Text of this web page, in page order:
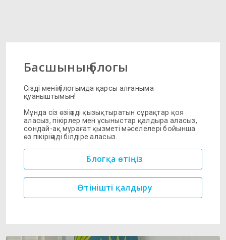
Басшының блогы
Сізді менің блогымда қарсы алғаныма
қуаныштымын!
Мұнда сіз өзіңізді қызықтыратын сұрақтар қоя
аласыз, пікірлер мен ұсыныстар қалдыра аласыз,
сондай-ақ мұрағат қызметі мәселелері бойынша
өз пікіріңізді білдіре аласыз.
Блогқа өтіңіз
Өтінішті қалдыру